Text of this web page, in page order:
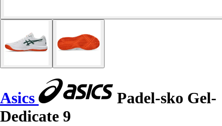
Asics
Padel-sko Gel-
Dedicate 9